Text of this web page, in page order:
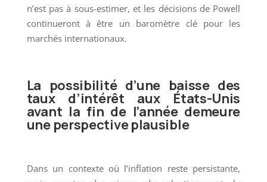
n’est pas à sous-estimer, et les décisions de Powell
continueront à être un baromètre clé pour les
marchés internationaux.
La possibilité d’une baisse des
taux d’intérêt aux États-Unis
avant la fin de l’année demeure
une perspective plausible
Dans un contexte où l’inflation reste persistante,